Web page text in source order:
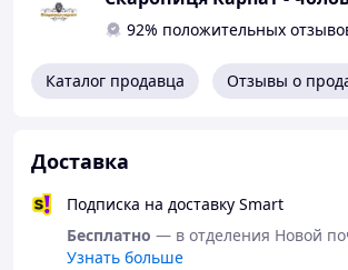
92% положительных
Каталог продавца Отзывы о
Доставка
Подписка на доставку Smart
Бесплатно — в отделения Новой
Узнать больше